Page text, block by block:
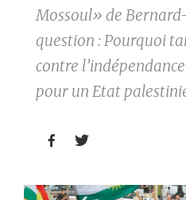
Mossoul» de
question : Pourquoi
contre
pour un Etat
 